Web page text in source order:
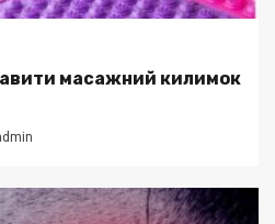
масажний килимок